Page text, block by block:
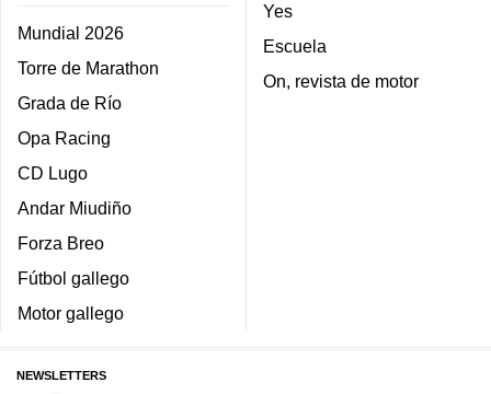
Mundial 2026
Torre de Marathon
Grada de Río
Opa Racing
CD Lugo
Andar Miudiño
Forza Breo
Fútbol gallego
Motor gallego
Yes
Escuela
On, revista de motor
NEWSLETTERS